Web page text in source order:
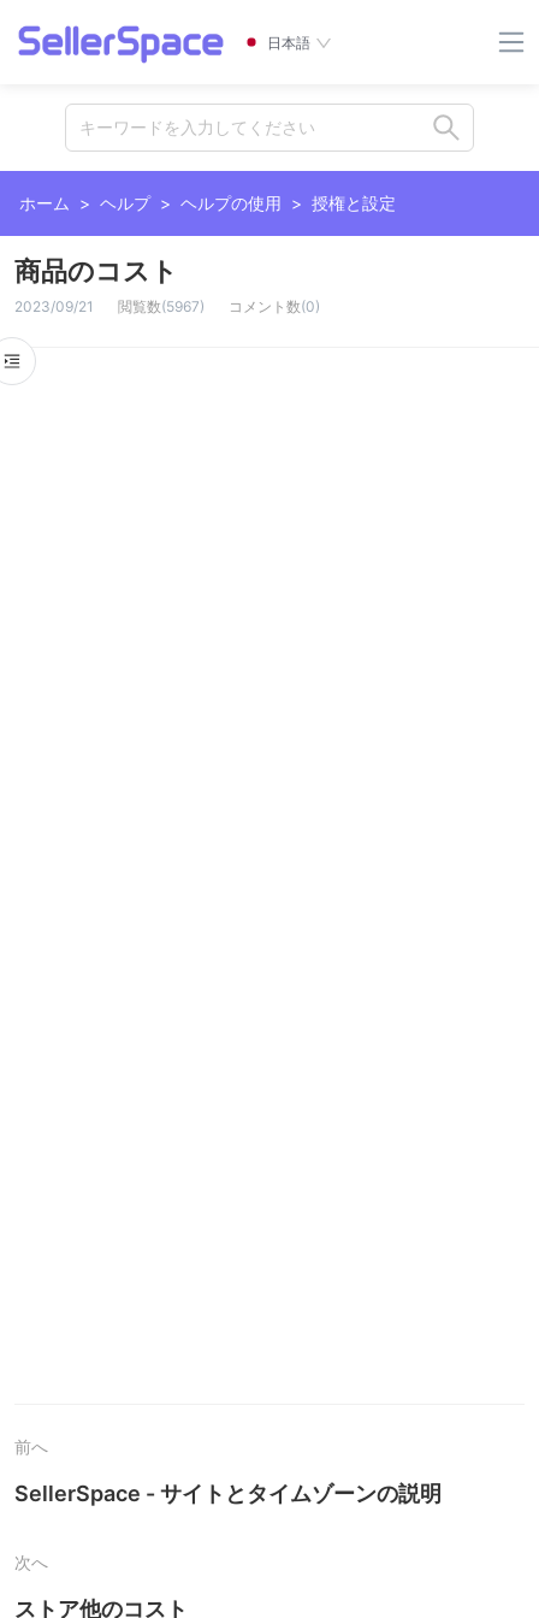
日本語
キーワードを入力してください
ホーム > ヘルプ > ヘルプの使用 > 授権と設定
商品のコスト
2023/09/21 閲覧数(5967) コメント数(0)
前へ
SellerSpace - サイトとタイムゾーンの説明
次へ
ストア他のコスト